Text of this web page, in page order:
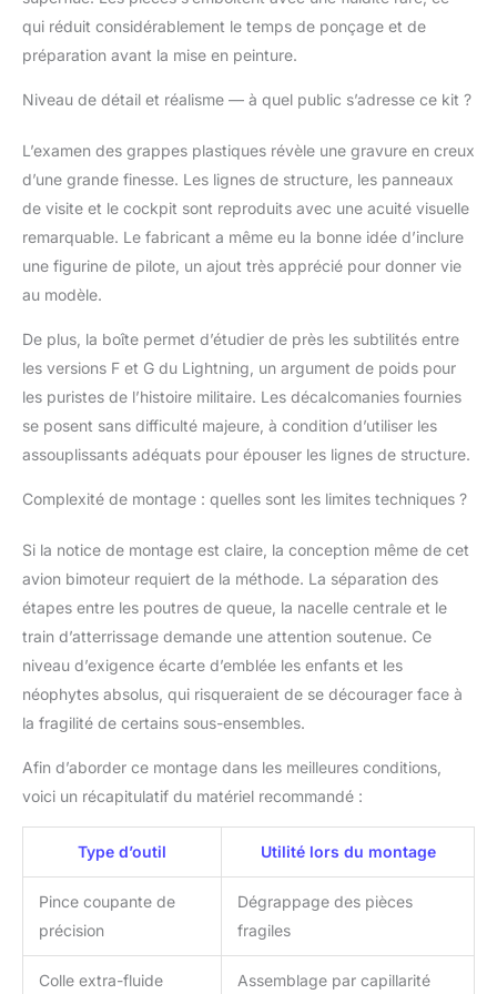
peintures ne sont pas
inclus dans la livraison
Ceux-ci doivent être
qui réduit considérablement le temps de ponçage et de
préparation avant la mise en peinture.
Niveau de détail et réalisme — à quel public s’adresse ce kit ?
L’examen des grappes plastiques révèle une gravure en creux
d’une grande finesse. Les lignes de structure, les panneaux
de visite et le cockpit sont reproduits avec une acuité visuelle
remarquable. Le fabricant a même eu la bonne idée d’inclure
une figurine de pilote, un ajout très apprécié pour donner vie
au modèle.
De plus, la boîte permet d’étudier de près les subtilités entre
les versions F et G du Lightning, un argument de poids pour
les puristes de l’histoire militaire. Les décalcomanies fournies
se posent sans difficulté majeure, à condition d’utiliser les
assouplissants adéquats pour épouser les lignes de structure.
Complexité de montage : quelles sont les limites techniques ?
Si la notice de montage est claire, la conception même de cet
avion bimoteur requiert de la méthode. La séparation des
étapes entre les poutres de queue, la nacelle centrale et le
train d’atterrissage demande une attention soutenue. Ce
niveau d’exigence écarte d’emblée les enfants et les
néophytes absolus, qui risqueraient de se décourager face à
la fragilité de certains sous-ensembles.
Afin d’aborder ce montage dans les meilleures conditions,
voici un récapitulatif du matériel recommandé :
Type d’outil Utilité lors du montage
Pince coupante de
précision
Dégrappage des pièces
fragiles
Colle extra-fluide Assemblage par capillarité